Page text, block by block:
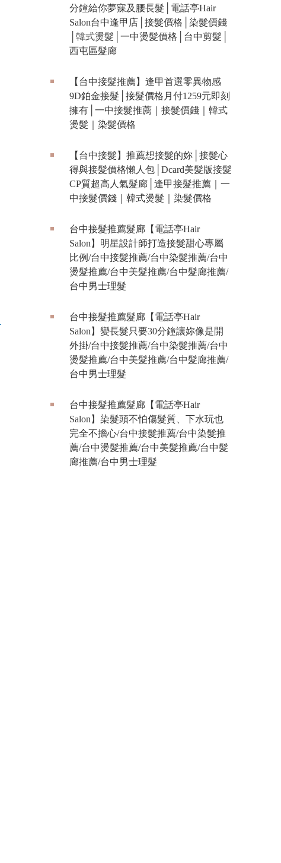
分鐘給你夢寐及腰長髮│電話亭Hair
Salon台中逢甲店│接髮價格│染髮價錢
│韓式燙髮│一中燙髮價格│台中剪髮│
西屯區髮廊
【台中接髮推薦】逢甲首選零異物感
9D鉑金接髮│接髮價格月付1259元即刻
擁有│一中接髮推薦｜接髮價錢｜韓式
燙髮｜染髮價格
【台中接髮】推薦想接髮的妳│接髮心
得與接髮價格懶人包│Dcard美髮版接髮
CP質超高人氣髮廊│逢甲接髮推薦｜一
中接髮價錢｜韓式燙髮｜染髮價格
台中接髮推薦髮廊【電話亭Hair
Salon】明星設計師打造接髮甜心專屬
比例/台中接髮推薦/台中染髮推薦/台中
燙髮推薦/台中美髮推薦/台中髮廊推薦/
台中男士理髮
台中接髮推薦髮廊【電話亭Hair
Salon】變長髮只要30分鐘讓妳像是開
外掛/台中接髮推薦/台中染髮推薦/台中
燙髮推薦/台中美髮推薦/台中髮廊推薦/
台中男士理髮
台中接髮推薦髮廊【電話亭Hair
Salon】染髮頭不怕傷髮質、下水玩也
完全不擔心/台中接髮推薦/台中染髮推
薦/台中燙髮推薦/台中美髮推薦/台中髮
廊推薦/台中男士理髮